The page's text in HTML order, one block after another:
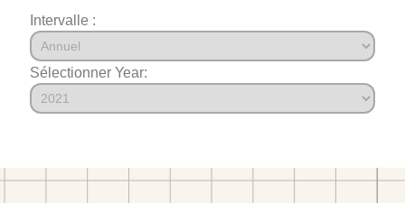
Intervalle :
Sélectionner Year: